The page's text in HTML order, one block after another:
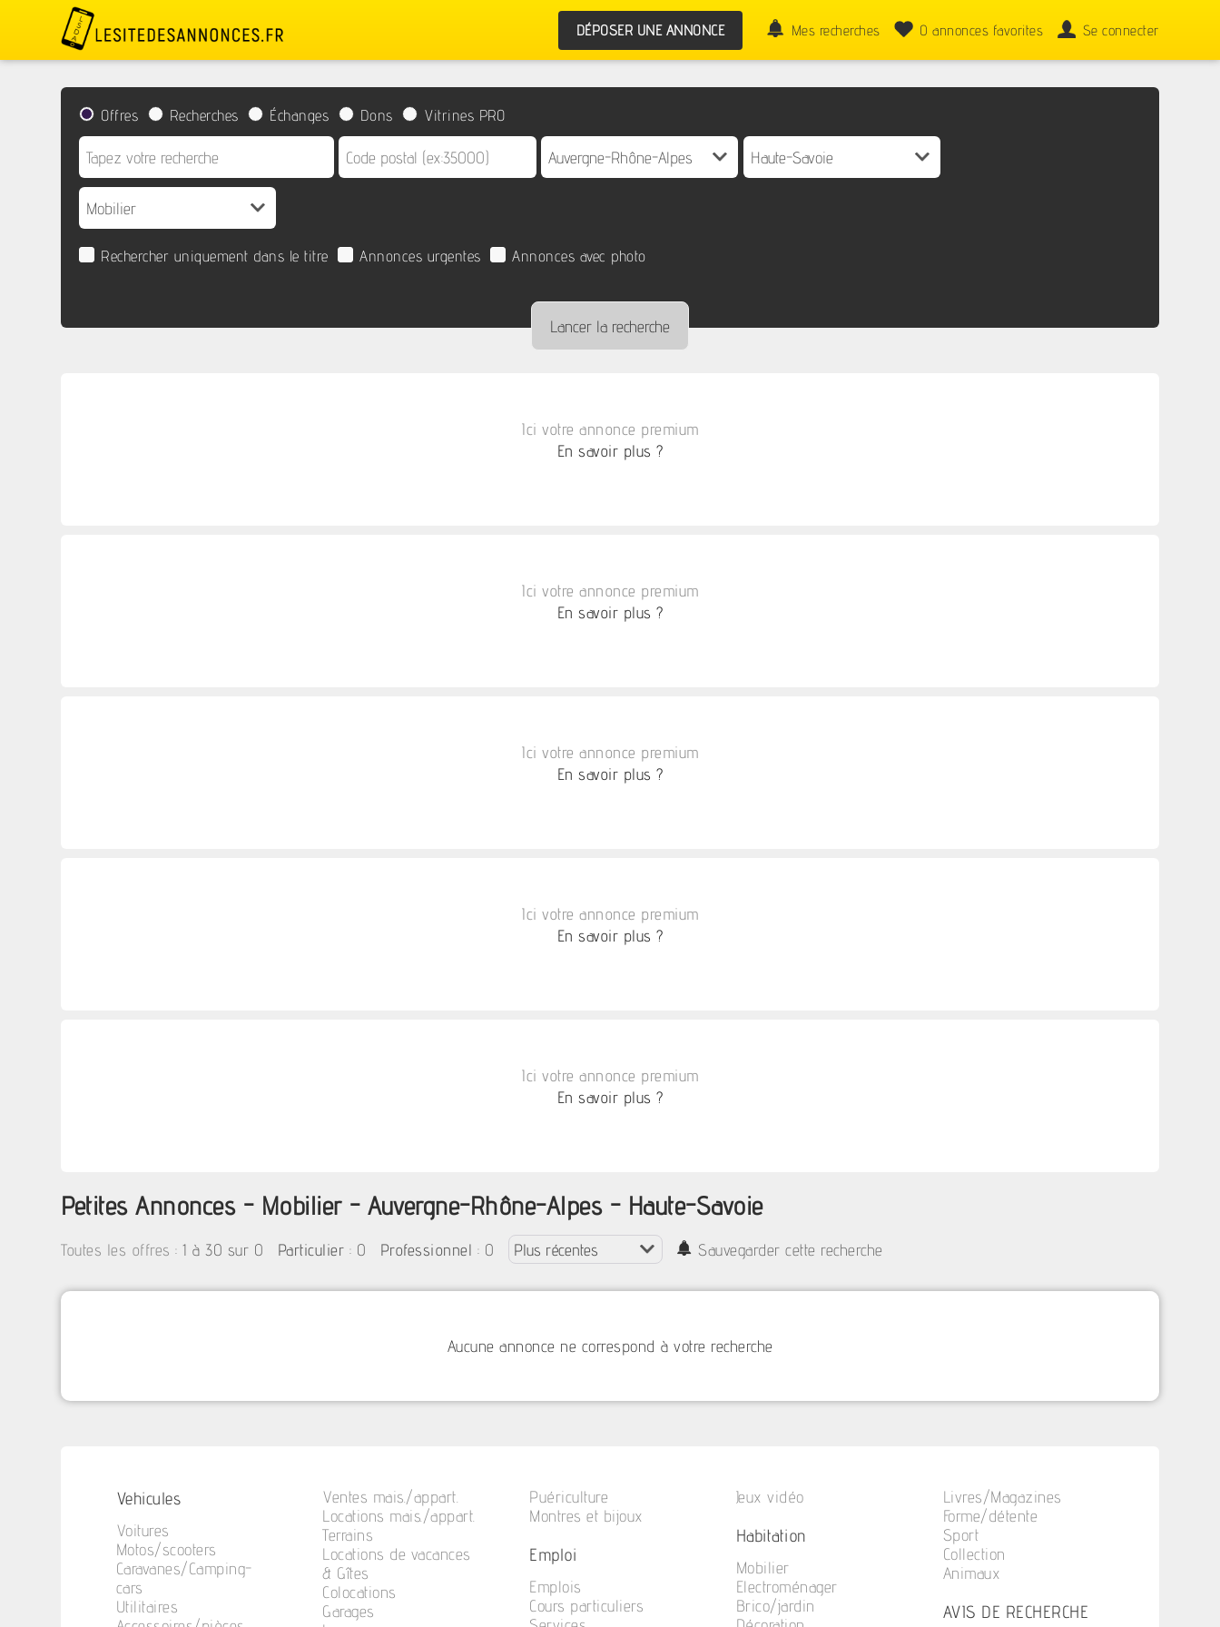
DÉPOSER UNE ANNONCE Mes recherches 0 annonces favorites Se connecter
Offres Recherches Échanges Dons Vitrines PRO
Rechercher uniquement dans le titre Annonces urgentes Annonces avec photo
Ici votre annonce premium
En savoir plus ?
Ici votre annonce premium
En savoir plus ?
Ici votre annonce premium
En savoir plus ?
Ici votre annonce premium
En savoir plus ?
Ici votre annonce premium
En savoir plus ?
Petites Annonces - Mobilier - Auvergne-Rhône-Alpes - Haute-Savoie
Toutes les offres :1 à 30 sur 0 Particulier : 0 Professionnel : 0 Sauvegarder cette recherche
Aucune annonce ne correspond à votre recherche
Vehicules
Voitures
Motos/scooters
Caravanes/Camping-
cars
Utilitaires
Ventes mais./appart.
Locations mais./appart.
Terrains
Locations de vacances
& Gîtes
Colocations
Garages
Puériculture
Montres et bijoux
Emploi
Emplois
Cours particuliers
Jeux vidéo
Habitation
Mobilier
Electroménager
Brico/jardin
Livres/Magazines
Forme/détente
Sport
Collection
Animaux
AVIS DE RECHERCHE